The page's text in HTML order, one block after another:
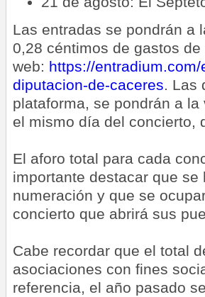
Las entradas se pondrán a
0,28 céntimos de gastos
web: https://
diputacion-de-caceres. Las
plataforma, se pondrán a
el mismo día del concierto,
El aforo total para cada
importante destacar que
numeración y que se
concierto que abrirá sus
Cabe recordar que el total
asociaciones con fines
referencia, el año pasado